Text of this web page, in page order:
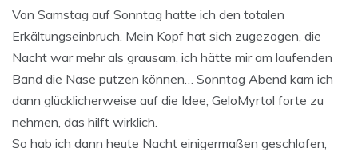
Von Samstag auf Sonntag hatte ich den totalen
Erkältungseinbruch. Mein Kopf hat sich zugezogen, die
Nacht war mehr als grausam, ich hätte mir am laufenden
Band die Nase putzen können… Sonntag Abend kam ich
dann glücklicherweise auf die Idee, GeloMyrtol forte zu
nehmen, das hilft wirklich.
So hab ich dann heute Nacht einigermaßen geschlafen,